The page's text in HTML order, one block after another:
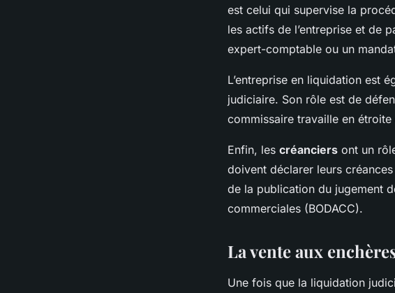
est celui qui supervise la
les actifs de l’entreprise et de
expert-comptable ou un
L’entreprise en liquidation est
judiciaire. Son rôle est de
commissaire travaille en
Enfin, les créanciers ont un
doivent déclarer leurs
de la publication du jugement
commerciales (BODACC).
La vente aux
Une fois que la liquidation